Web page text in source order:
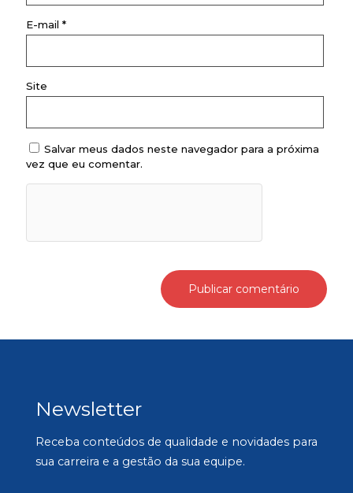
E-mail *
Site
Salvar meus dados neste navegador para a próxima
vez que eu comentar.
Newsletter
Receba conteúdos de qualidade e novidades para
sua carreira e a gestão da sua equipe.